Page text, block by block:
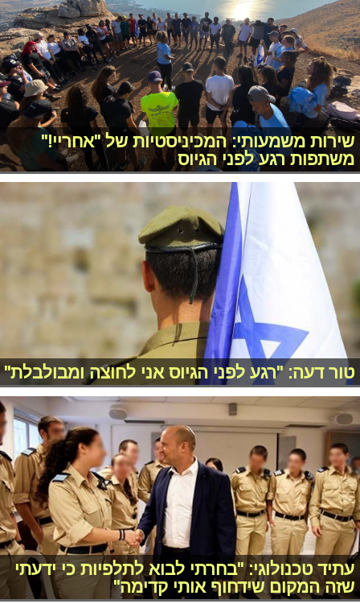
שירות משמעותי: המכיניסטיות של "אחריי!"
משתפות רגע לפני הגיוס
טור דעה: "רגע לפני הגיוס אני לחוצה ומבולבלת"
עתיד טכנולוגי: "בחרתי לבוא לתלפיות כי ידעתי
שזה המקום שידחוף אותי קדימה"